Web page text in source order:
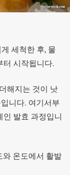
세척한 후, 물
터 시작됩니다.
해지는 것이 낫
니다. 여기서부
인 발효 과정입니
와 온도에서 활발